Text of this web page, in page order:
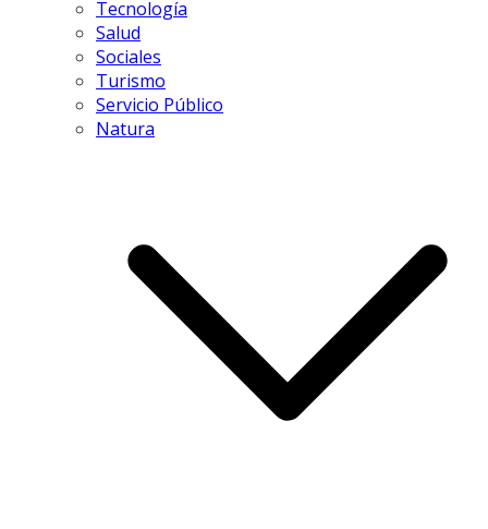
Tecnología
Salud
Sociales
Turismo
Servicio Público
Natura